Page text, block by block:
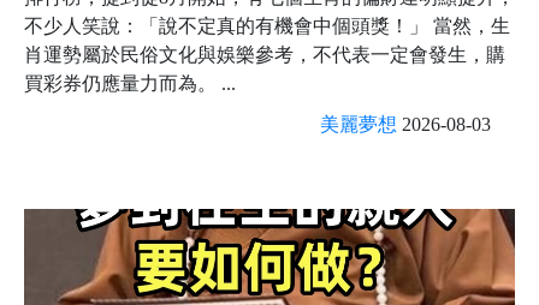
不少人笑說：「說不定真的有機會中個頭獎！」 當然，生
肖運勢屬於民俗文化與娛樂參考，不代表一定會發生，購
買彩券仍應量力而為。 ...
美麗夢想 2026-08-03